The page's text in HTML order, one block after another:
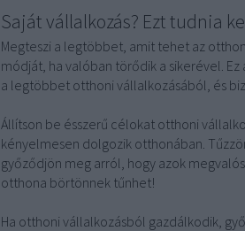
Saját vállalkozás? Ezt tudnia
Megteszi a legtöbbet, amit tehet az
módját, ha valóban törődik a sikerével.
a legtöbbet otthoni vállalkozásából, és
Állítson be ésszerű célokat otthoni
kényelmesen dolgozik otthonában.
győződjön meg arról, hogy azok
otthona börtönnek tűnhet!
Ha otthoni vállalkozásból gazdálkodik,